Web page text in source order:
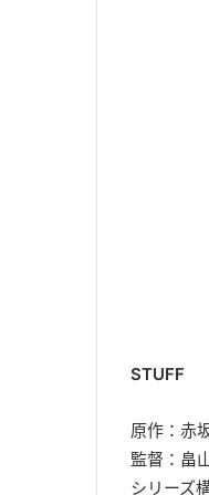
STUFF
原作：赤
監督：畠
シリーズ